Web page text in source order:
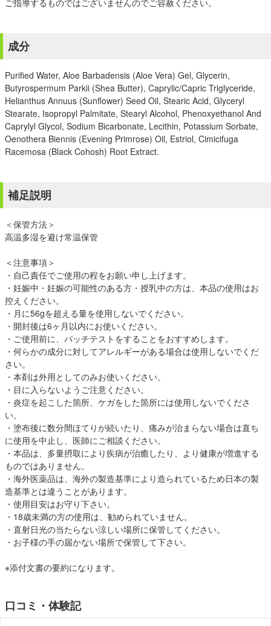
ご指導するものではございませんのでご容赦ください。
成分
Purified Water, Aloe Barbadensis (Aloe Vera) Gel, Glycerin,
Butyrospermum Parkii (Shea Butter), Caprylic/Capric Triglyceride,
Helianthus Annuus (Sunflower) Seed Oil, Stearic Acid, Glyceryl
Stearate, Isopropyl Palmitate, Stearyl Alcohol, Phenoxyethanol And
Caprylyl Glycol, Sodium Bicarbonate, Lecithin, Potassium Sorbate,
Oenothera Biennis (Evening Primrose) Oil, Estriol, Cimicifuga
Racemosa (Black Cohosh) Root Extract.
補足説明
＜保管方法＞
高温多湿を避け常温保管
＜注意事項＞
・自己責任でご使用の程をお願い申し上げます。
・妊娠中・妊娠の可能性のある方・授乳中の方は、本品の使用はお
控えください。
・月に56gを超える量を使用しないでください。
・開封後は6ヶ月以内にお使いください。
・ご使用前に、パッチテストをすることをおすすめします。
・何らかの成分に対してアレルギーがある場合は使用しないでくだ
さい。
・本剤は外用としてのみお使いください。
・目に入らないようご注意ください。
・炎症を起こした箇所、ケガをした箇所には使用しないでくださ
い。
・塗布後に数分間ほてりが続いたり、痛みが治まらない場合は直ち
に使用を中止し、医師にご相談ください。
・本品は、多量摂取により疾病が治癒したり、より健康が増進する
ものではありません。
・海外医薬品は、海外の製造基準により造られているため日本の製
造基準とは違うことがあります。
・使用目安はお守り下さい。
・18歳未満の方の使用は、勧められていません。
・直射日光の当たらない涼しい場所に保管してください。
・お子様の手の届かない場所で保管して下さい。
※添付文書の要約になります。
口コミ・体験記